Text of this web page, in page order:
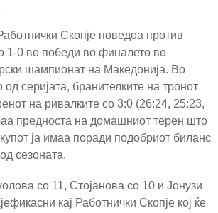
Скопје поведоа против
1-0 во победи во финалето во
шампионат на Македонија. Во
серијата, бранителките на тронот
на ривалките со 3:0 (26:24, 25:23,
предноста на домашниот терен што
ја имаа поради подобриот биланс
сезоната.
со 11, Стојанова со 10 и Јонузи
кај Работнички Скопје кој ќе